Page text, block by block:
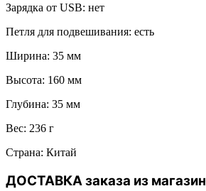
Зарядка от USB: нет
Петля для подвешивания: есть
Ширина: 35 мм
Высота: 160 мм
Глубина: 35 мм
Вес: 236 г
Страна: Китай
ДОСТАВКА заказа из